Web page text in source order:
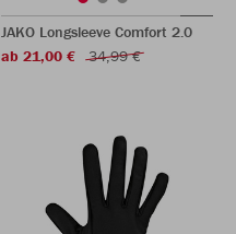
JAKO Longsleeve Comfort 2.0
ab 21,00 €
34,99 €